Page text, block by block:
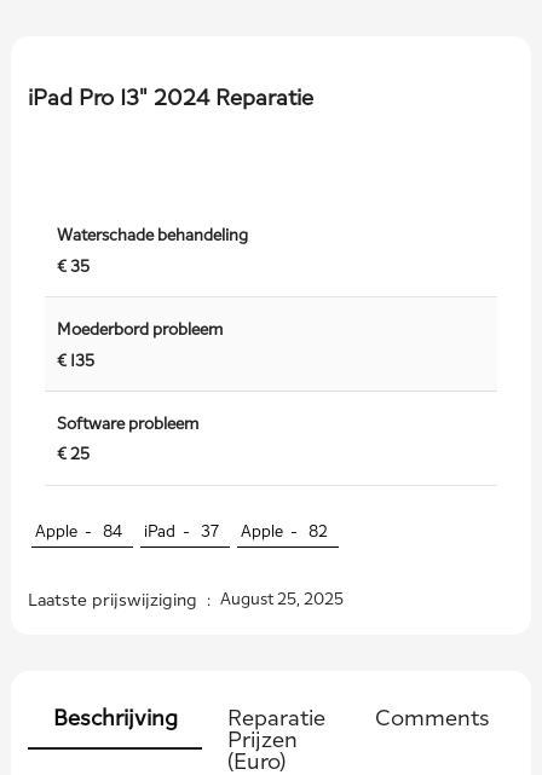
iPad Pro 13" 2024 Reparatie
Waterschade behandeling
€ 35
Moederbord probleem
€ 135
Software probleem
€ 25
Apple - 84 iPad - 37 Apple - 82
Laatste prijswijziging : August 25, 2025
Beschrijving
Reparatie
Prijzen
(Euro)
Comments